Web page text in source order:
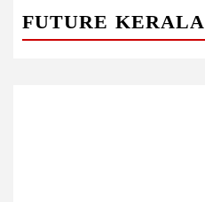
FUTURE KERALA